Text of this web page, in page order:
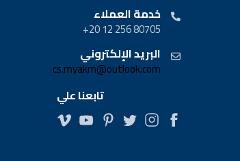
خدمة العملاء
80705 256 12 20+
البريد الإلكتروني
cs.myakm@outlook.com
تابعنا علي